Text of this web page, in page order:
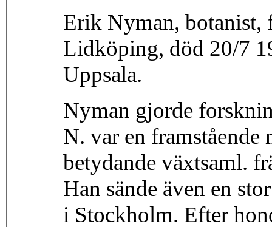
Erik Nyman, botanist,
Lidköping, död 20/7
Uppsala.
Nyman gjorde
N. var en framstående
betydande växtsaml.
Han sände även en
i Stockholm. Efter